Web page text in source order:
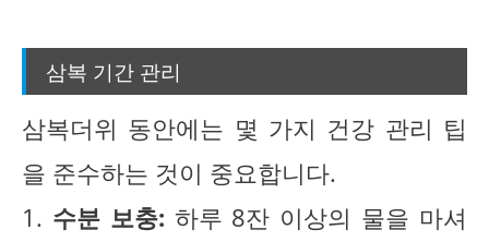
삼복 기간 관리
삼복더위 동안에는 몇 가지 건강 관리 팁
을 준수하는 것이 중요합니다.
1. 수분 보충: 하루 8잔 이상의 물을 마셔